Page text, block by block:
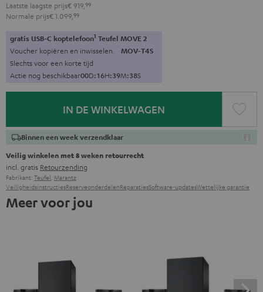
Laatste laagste prijs€ 919, 99
Normale prijs€ 1.099, 99
gratis USB-C koptelefoon1 Teufel MOVE 2
Voucher kopiëren en inwisselen. MOV-T4S
Slechts voor een korte tijd
Actie nog beschikbaar00D:16H:39M:37S
IN DE WINKELWAGEN
Binnen een week verzendklaar
Veilig winkelen met 8 weken retourrecht
incl. gratis Retourzending
Fabrikant: Teufel, Marantz
VeiligheidsinstructiesReserveonderdelenReparatiesSoftware-updatesWettelijke garantie
Meer voor jou